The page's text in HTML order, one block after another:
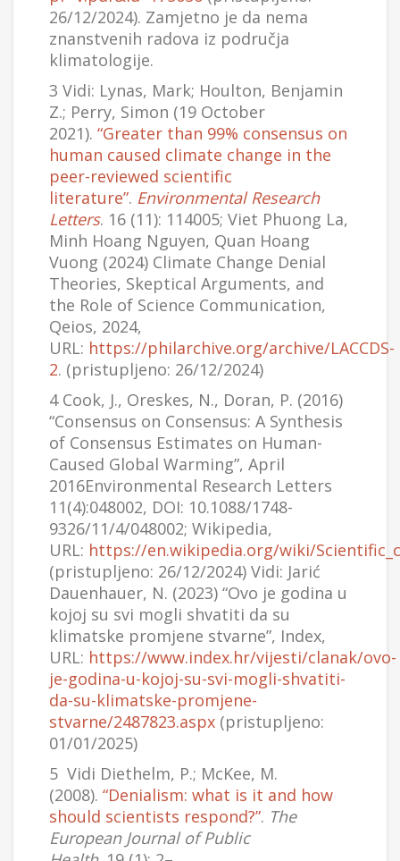
26/12/2024). Zamjetno je da nema
znanstvenih radova iz područja
klimatologije.
3 Vidi: Lynas, Mark; Houlton, Benjamin
Z.; Perry, Simon (19 October
2021). “Greater than 99% consensus on
human caused climate change in the
peer-reviewed scientific
literature”. Environmental Research
Letters. 16 (11): 114005; Viet Phuong La,
Minh Hoang Nguyen, Quan Hoang
Vuong (2024) Climate Change Denial
Theories, Skeptical Arguments, and
the Role of Science Communication,
Qeios, 2024,
URL: https://philarchive.org/archive/LACCDS-
2. (pristupljeno: 26/12/2024)
4 Cook, J., Oreskes, N., Doran, P. (2016)
“Consensus on Consensus: A Synthesis
of Consensus Estimates on Human-
Caused Global Warming”, April
2016Environmental Research Letters
11(4):048002, DOI: 10.1088/1748-
9326/11/4/048002; Wikipedia,
URL: https://en.wikipedia.org/wiki/
(pristupljeno: 26/12/2024) Vidi: Jarić
Dauenhauer, N. (2023) “Ovo je godina u
kojoj su svi mogli shvatiti da su
klimatske promjene stvarne”, Index,
URL: https://www.index.hr/vijesti/clanak/ovo-
je-godina-u-kojoj-su-svi-mogli-shvatiti-
da-su-klimatske-promjene-
stvarne/2487823.aspx (pristupljeno:
01/01/2025)
5 Vidi Diethelm, P.; McKee, M.
(2008). “Denialism: what is it and how
should scientists respond?”. The
European Journal of Public